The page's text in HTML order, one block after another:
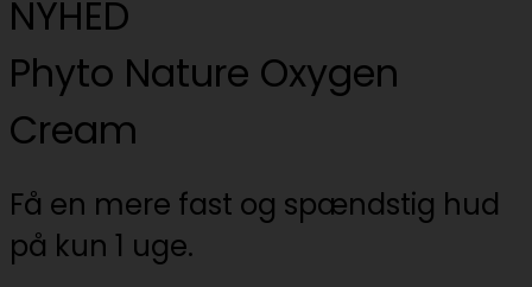
NYHED
Phyto Nature Oxygen
Cream
Få en mere fast og spændstig hud
på kun 1 uge.